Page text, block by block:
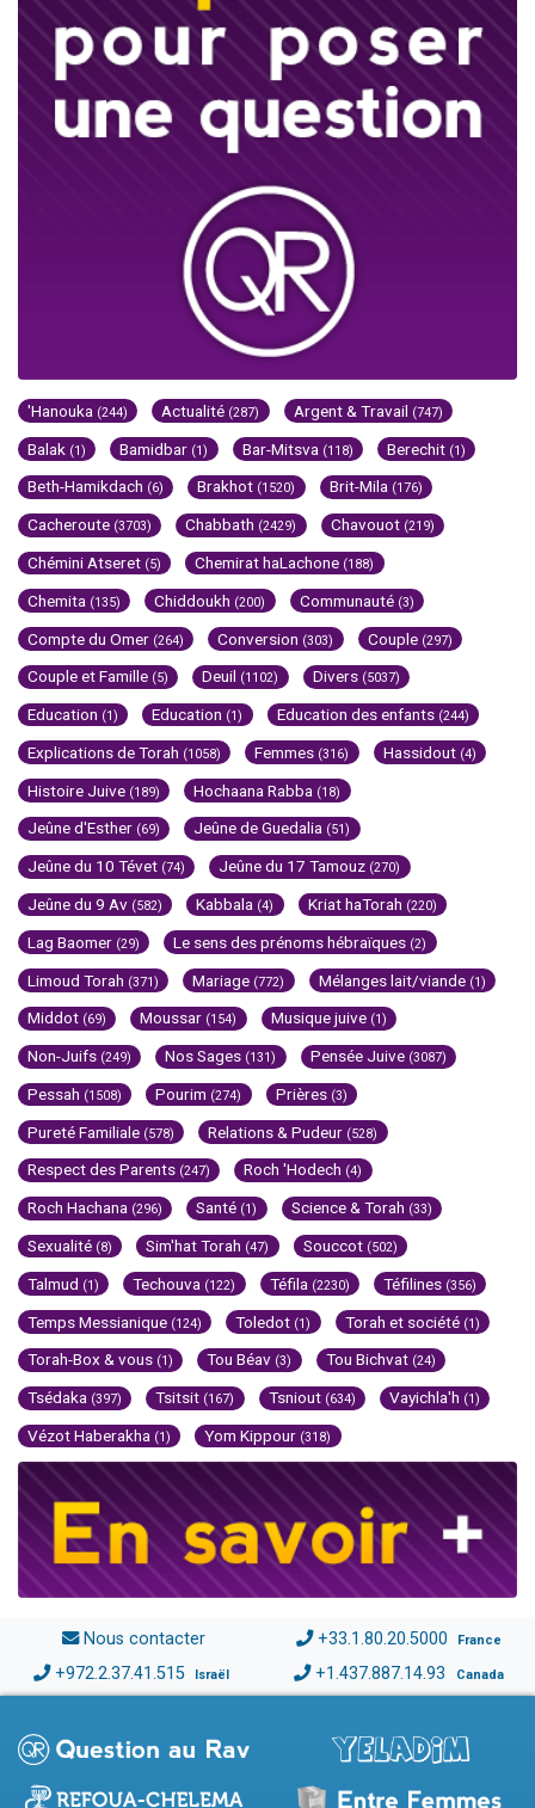
'Hanouka (244) Actualité (287) Argent & Travail (747)
Balak (1) Bamidbar (1) Bar-Mitsva (118) Berechit (1)
Beth-Hamikdach (6) Brakhot (1520) Brit-Mila (176)
Cacheroute (3703) Chabbath (2429) Chavouot (219)
Chémini Atseret (5) Chemirat haLachone (188)
Chemita (135) Chiddoukh (200) Communauté (3)
Compte du Omer (264) Conversion (303) Couple (297)
Couple et Famille (5) Deuil (1102) Divers (5037)
Education (1) Education (1) Education des enfants (244)
Explications de Torah (1058) Femmes (316) Hassidout (4)
Histoire Juive (189) Hochaana Rabba (18)
Jeûne d'Esther (69) Jeûne de Guedalia (51)
Jeûne du 10 Tévet (74) Jeûne du 17 Tamouz (270)
Jeûne du 9 Av (582) Kabbala (4) Kriat haTorah (220)
Lag Baomer (29) Le sens des prénoms hébraïques (2)
Limoud Torah (371) Mariage (772) Mélanges lait/viande (1)
Middot (69) Moussar (154) Musique juive (1)
Non-Juifs (249) Nos Sages (131) Pensée Juive (3087)
Pessah (1508) Pourim (274) Prières (3)
Pureté Familiale (578) Relations & Pudeur (528)
Respect des Parents (247) Roch 'Hodech (4)
Roch Hachana (296) Santé (1) Science & Torah (33)
Sexualité (8) Sim'hat Torah (47) Souccot (502)
Talmud (1) Techouva (122) Téfila (2230) Téfilines (356)
Temps Messianique (124) Toledot (1) Torah et société (1)
Torah-Box & vous (1) Tou Béav (3) Tou Bichvat (24)
Tsédaka (397) Tsitsit (167) Tsniout (634) Vayichla'h (1)
Vézot Haberakha (1) Yom Kippour (318)
Nous contacter +33.1.80.20.5000 France
+972.2.37.41.515 Israël +1.437.887.14.93 Canada